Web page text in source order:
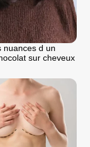
nuances d un
sur cheveux